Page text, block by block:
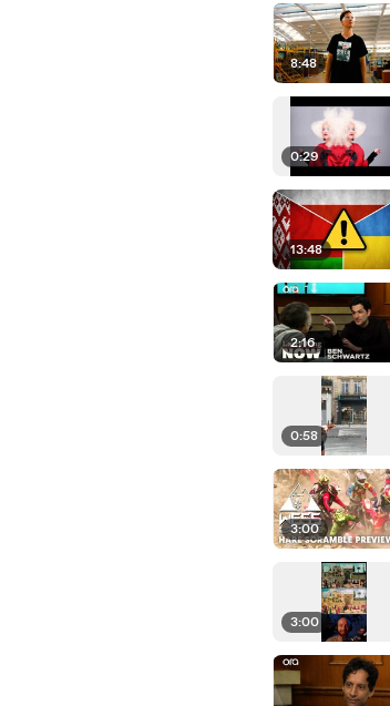
8:48
0:29
13:48
2:16
0:58
3:00
3:00